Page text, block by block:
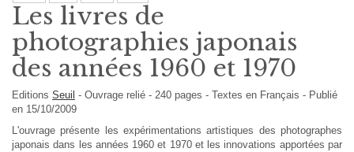
Les livres de
photographies japonais
des années 1960 et 1970
Editions Seuil - Ouvrage relié - 240 pages - Textes en Français - Publié
en 15/10/2009
L'ouvrage présente les expérimentations artistiques des photographes
japonais dans les années 1960 et 1970 et les innovations apportées par